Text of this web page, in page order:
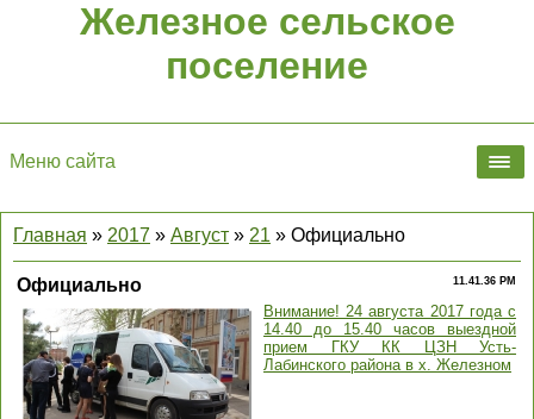
Железное сельское
поселение
Меню сайта
Главная » 2017 » Август » 21 » Официально
11.41.36 PM
Официально
Внимание! 24 августа 2017 года с
14.40 до 15.40 часов выездной
прием ГКУ КК ЦЗН Усть-
Лабинского района в х. Железном